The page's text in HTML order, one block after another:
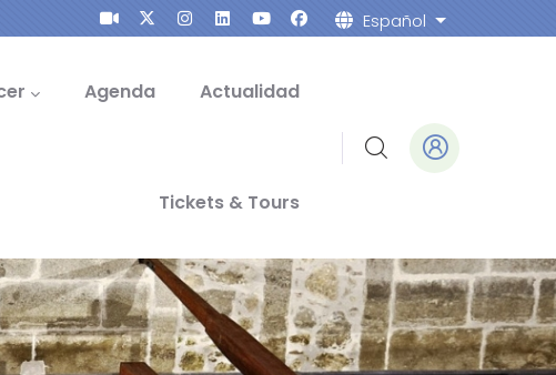
Español Weitere
Agenda Actualidad
Tickets & Tours